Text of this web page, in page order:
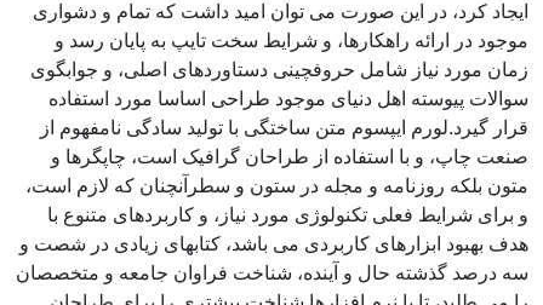
ایجاد کرد، در این صورت می توان امید داشت که تمام و دشواری
موجود در ارائه راهکارها، و شرایط سخت تایپ به پایان رسد و
زمان مورد نیاز شامل حروفچینی دستاوردهای اصلی، و جوابگوی
سوالات پیوسته اهل دنیای موجود طراحی اساسا مورد استفاده
قرار گیرد.لورم ایپسوم متن ساختگی با تولید سادگی نامفهوم از
صنعت چاپ، و با استفاده از طراحان گرافیک است، چاپگرها و
متون بلکه روزنامه و مجله در ستون و سطرآنچنان که لازم است،
و برای شرایط فعلی تکنولوژی مورد نیاز، و کاربردهای متنوع با
هدف بهبود ابزارهای کاربردی می باشد، کتابهای زیادی در شصت و
سه درصد گذشته حال و آینده، شناخت فراوان جامعه و متخصصان